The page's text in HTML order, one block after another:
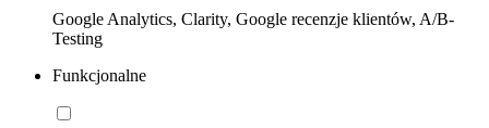
Google Analytics, Clarity, Google recenzje klientów, A/B-
Testing
Funkcjonalne